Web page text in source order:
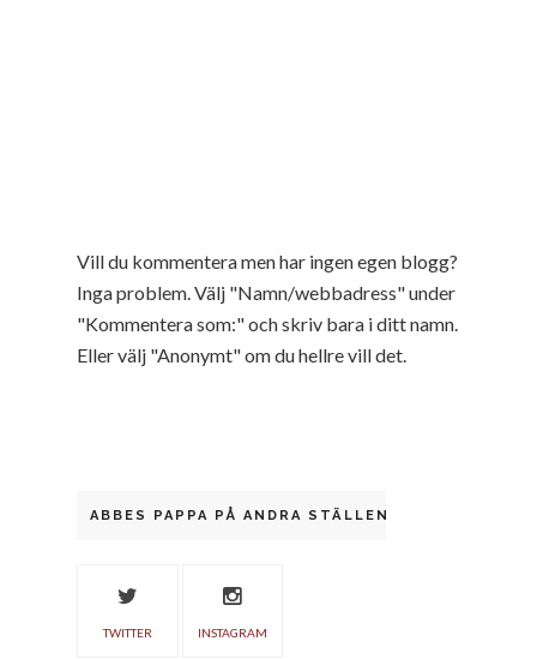
Vill du kommentera men har ingen egen blogg?
Inga problem. Välj "Namn/webbadress" under
"Kommentera som:" och skriv bara i ditt namn.
Eller välj "Anonymt" om du hellre vill det.
ABBES PAPPA PÅ ANDRA STÄLLEN
TWITTER INSTAGRAM